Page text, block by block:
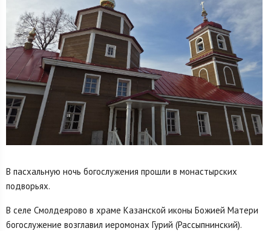
В пасхальную ночь богослужения прошли в монастырских
подворьях.
В селе Смолдеярово в храме Казанской иконы Божией Матери
богослужение возглавил иеромонах Гурий (Рассыпнинский).